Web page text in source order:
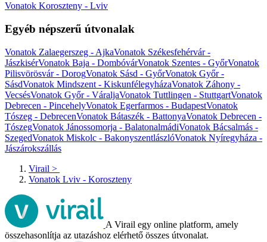
Vonatok Koroszteny - Lviv
Egyéb népszerű útvonalak
Vonatok Zalaegerszeg - AjkaVonatok Székesfehérvár -
JászkisérVonatok Baja - DombóvárVonatok Szentes - GyőrVonatok
Pilisvörösvár - DorogVonatok Sásd - GyőrVonatok Győr -
SásdVonatok Mindszent - KiskunfélegyházaVonatok Záhony -
VecsésVonatok Győr - VáraljaVonatok Tuttlingen - StuttgartVonatok
Debrecen - PincehelyVonatok Egerfarmos - BudapestVonatok
Tószeg - DebrecenVonatok Bátaszék - BattonyaVonatok Debrecen -
TószegVonatok Jánossomorja - BalatonalmádiVonatok Bácsalmás -
SzegedVonatok Miskolc - BakonyszentlászlóVonatok Nyíregyháza -
Jászárokszállás
Virail >
Vonatok Lviv - Koroszteny
A Virail egy online platform, amely
összehasonlítja az utazáshoz elérhető összes útvonalat.